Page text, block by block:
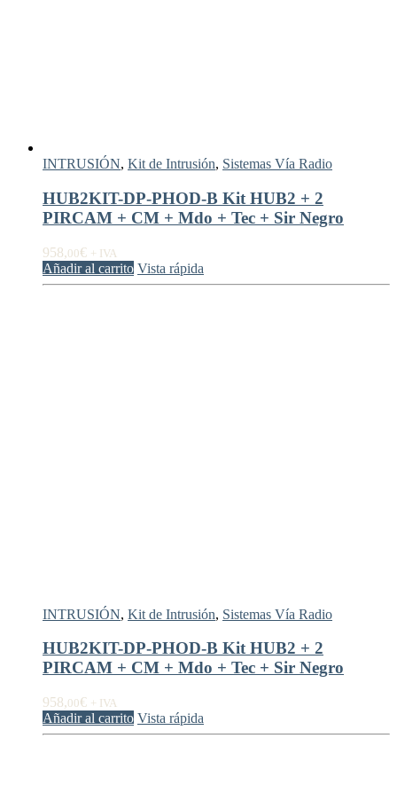
INTRUSIÓN, Kit de Intrusión, Sistemas Vía Radio
HUB2KIT-DP-PHOD-B Kit HUB2 + 2
PIRCAM + CM + Mdo + Tec + Sir Negro
958,00€ + IVA
Añadir al carrito Vista rápida
INTRUSIÓN, Kit de Intrusión, Sistemas Vía Radio
HUB2KIT-DP-PHOD-B Kit HUB2 + 2
PIRCAM + CM + Mdo + Tec + Sir Negro
958,00€ + IVA
Añadir al carrito Vista rápida